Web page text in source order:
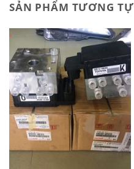
SẢN PHẨM TƯƠNG TỰ